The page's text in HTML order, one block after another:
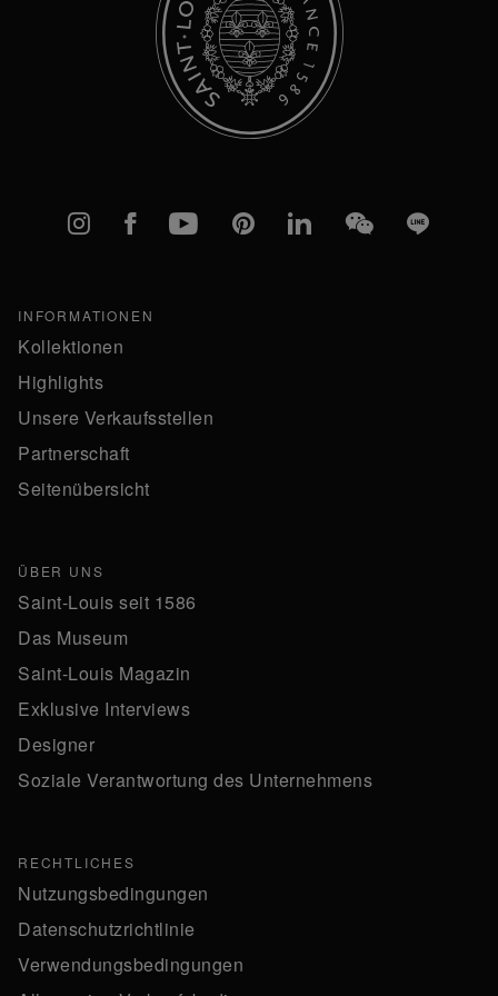
Instagram
FacebookYouTubePinterestlinkedInWeChatLine
INFORMATIONEN
Kollektionen
Highlights
Unsere Verkaufsstellen
Partnerschaft
Seitenübersicht
ÜBER UNS
Saint-Louis seit 1586
Das Museum
Saint-Louis Magazin
Exklusive Interviews
Designer
Soziale Verantwortung des Unternehmens
RECHTLICHES
Nutzungsbedingungen
Datenschutzrichtlinie
Verwendungsbedingungen